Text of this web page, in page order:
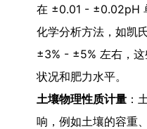
在 ±0.01 - ±0.02pH
化学分析方法，如凯
±3% - ±5% 左右，这
状况和肥力水平。
土壤物理性质计量 ：
响，例如土壤的容重